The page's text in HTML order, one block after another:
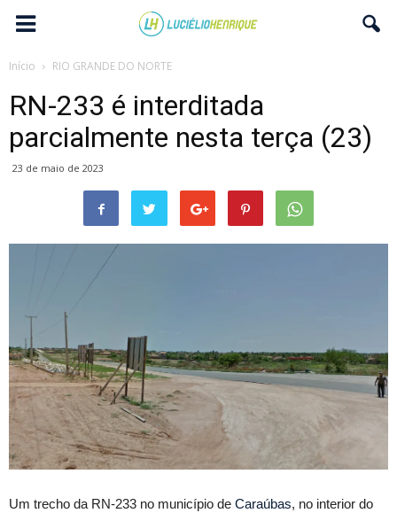
Início RIO GRANDE DO NORTE
RN-233 é interditada
parcialmente nesta terça (23)
23 de maio de 2023
Um trecho da RN-233 no município de Caraúbas, no interior do